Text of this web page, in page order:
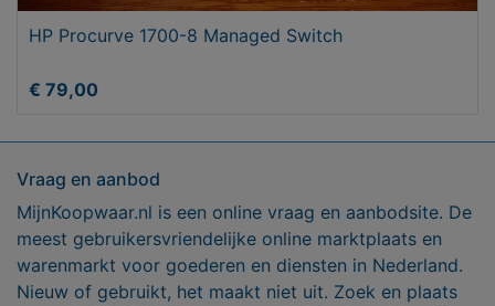
HP Procurve 1700-8 Managed Switch
€ 79,00
Vraag en aanbod
MijnKoopwaar.nl is een online vraag en aanbodsite. De
meest gebruikersvriendelijke online marktplaats en
warenmarkt voor goederen en diensten in Nederland.
Nieuw of gebruikt, het maakt niet uit. Zoek en plaats